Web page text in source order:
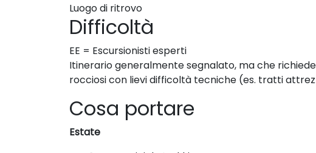
Luogo di ritrovo
Difficoltà
EE = Escursionisti esperti
Itinerario generalmente segnalato, ma che
rocciosi con lievi difficoltà tecniche (es. tratti
Cosa portare
Estate